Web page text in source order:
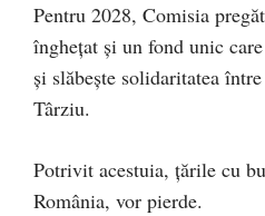
Pentru 2028, Comisia
înghețat și un fond unic
și slăbește solidaritatea
Târziu.
Potrivit acestuia, țările cu
România, vor pierde.